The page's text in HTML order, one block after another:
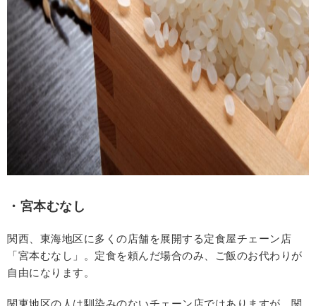
・宮本むなし
関西、東海地区に多くの店舗を展開する定食屋チェーン店
「宮本むなし」。定食を頼んだ場合のみ、ご飯のお代わりが
自由になります。